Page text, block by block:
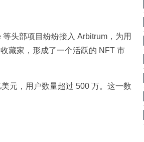
头部项目纷纷接入 Arbitrum，为用
藏家，形成了一个活跃的 NFT 市
元，用户数量超过 500 万。这一数